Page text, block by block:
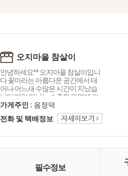
오지마을 참살이
안녕하세요^^ 오지마을 참살이입니
다 꽃마라는 아름다운 공간에서 태
어나 어느새 수많은 시간이 지났습
니다 매일 만나는 소중한 인연에 감
사드리며 오늘도 좋은 상품 감사의
마음을 담아 행복 미소로 전해드립
니다 함께해 주셔서 고맙습니다 ^_^
가게주인 : 음정덕
전화 및 택배정보
필수정보